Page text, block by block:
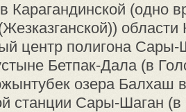
Карагандинской (одно
области
центр полигона Сары-
Бетпак-Дала (в
озера Балхаш
станции Сары-Шаган (в